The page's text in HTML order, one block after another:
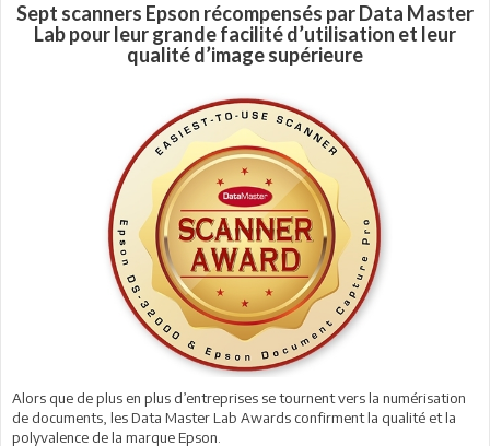
Sept scanners Epson récompensés par Data Master
Lab pour leur grande facilité d’utilisation et leur
qualité d’image supérieure
Alors que de plus en plus d’entreprises se tournent vers la numérisation
de documents, les Data Master Lab Awards confirment la qualité et la
polyvalence de la marque Epson.